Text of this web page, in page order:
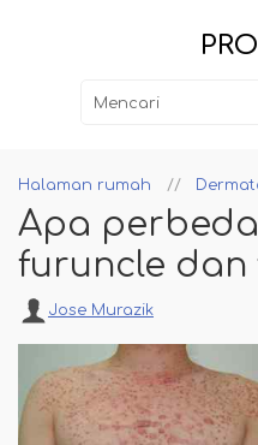
Halaman rumah
Apa
furuncle
Jose Murazik